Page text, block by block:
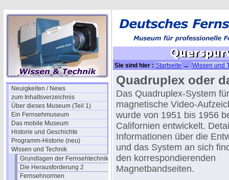
Neuigkeiten / News
zum Inhaltsverzeichnis
Über dieses Museum (Teil 1)
Ein Fernsehmuseum
Das mobile Museum
Historie und Geschichte
Programm-Historie (neu)
Wissen und Technik
Grundlagen der Fernsehtechnik
Die Herausforderung 2
Fernsehnormen
Sie sind hier : Startseite → Wissen und
Quadruplex oder
Das Quadruplex-System
magnetische Video-
wurde von 1951 bis 1956
Californien entwickelt.
Informationen über die
und das System an sich
den korrespondierenden
Magnetbandseiten.